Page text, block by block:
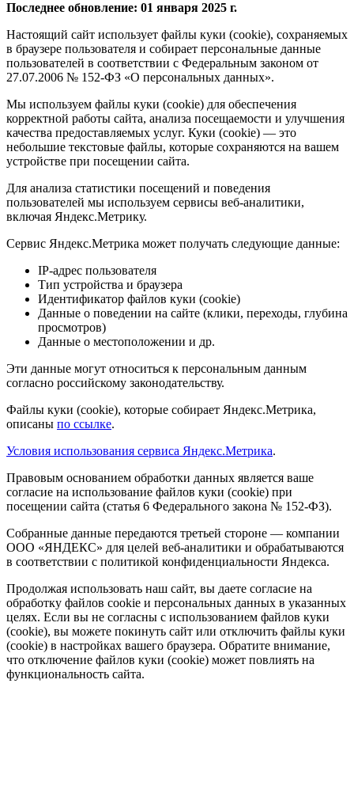
Последнее обновление: 01 января 2025 г.
Настоящий сайт использует файлы куки (cookie), сохраняемых
в браузере пользователя и собирает персональные данные
пользователей в соответствии с Федеральным законом от
27.07.2006 № 152-ФЗ «О персональных данных».
Мы используем файлы куки (cookie) для обеспечения
корректной работы сайта, анализа посещаемости и улучшения
качества предоставляемых услуг. Куки (cookie) — это
небольшие текстовые файлы, которые сохраняются на вашем
устройстве при посещении сайта.
Для анализа статистики посещений и поведения
пользователей мы используем сервисы веб-аналитики,
включая Яндекс.Метрику.
Сервис Яндекс.Метрика может получать следующие данные:
IP-адрес пользователя
Тип устройства и браузера
Идентификатор файлов куки (cookie)
Данные о поведении на сайте (клики, переходы, глубина
просмотров)
Данные о местоположении и др.
Эти данные могут относиться к персональным данным
согласно российскому законодательству.
Файлы куки (cookie), которые собирает Яндекс.Метрика,
описаны по ссылке.
Условия использования сервиса Яндекс.Метрика.
Правовым основанием обработки данных является ваше
согласие на использование файлов куки (cookie) при
посещении сайта (статья 6 Федерального закона № 152-ФЗ).
Собранные данные передаются третьей стороне — компании
ООО «ЯНДЕКС» для целей веб-аналитики и обрабатываются
в соответствии с политикой конфиденциальности Яндекса.
Продолжая использовать наш сайт, вы даете согласие на
обработку файлов cookie и персональных данных в указанных
целях. Если вы не согласны с использованием файлов куки
(cookie), вы можете покинуть сайт или отключить файлы куки
(cookie) в настройках вашего браузера. Обратите внимание,
что отключение файлов куки (cookie) может повлиять на
функциональность сайта.